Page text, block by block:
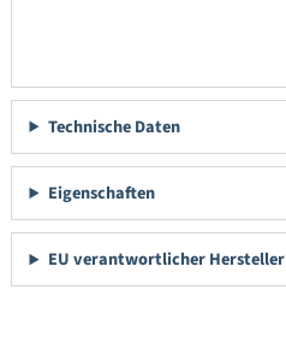
Technische Daten
Eigenschaften
EU verantwortlicher Hersteller